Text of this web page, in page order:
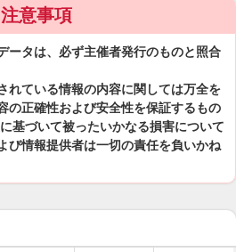
注意事項
ータは、必ず主催者発行のものと照合
れている情報の内容に関しては万全を
の正確性および安全性を保証するもの
基づいて被ったいかなる損害について
び情報提供者は一切の責任を負いかね